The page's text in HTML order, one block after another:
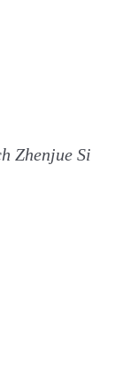
Zhenjue Si